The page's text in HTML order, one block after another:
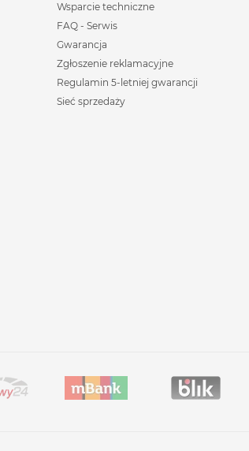
Wsparcie techniczne
FAQ - Serwis
Gwarancja
Zgłoszenie reklamacyjne
Regulamin 5-letniej gwarancji
Sieć sprzedaży